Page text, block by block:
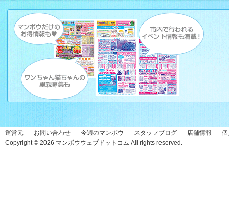
運営元 お問い合わせ 今週のマンボウ スタッフブログ 店舗情報
Copyright © 2026 マンボウウェブドットコム All rights reserved.